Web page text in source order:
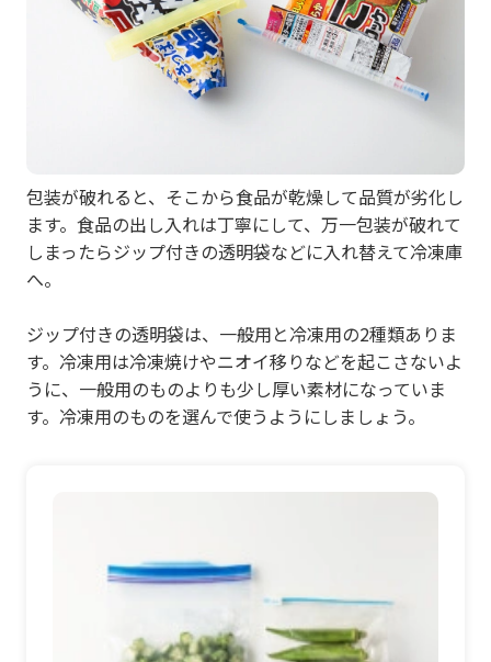
包装が破れると、そこから食品が乾燥して品質が劣化し
ます。食品の出し入れは丁寧にして、万一包装が破れて
しまったらジップ付きの透明袋などに入れ替えて冷凍庫
へ。
ジップ付きの透明袋は、一般用と冷凍用の2種類ありま
す。冷凍用は冷凍焼けやニオイ移りなどを起こさないよ
うに、一般用のものよりも少し厚い素材になっていま
す。冷凍用のものを選んで使うようにしましょう。